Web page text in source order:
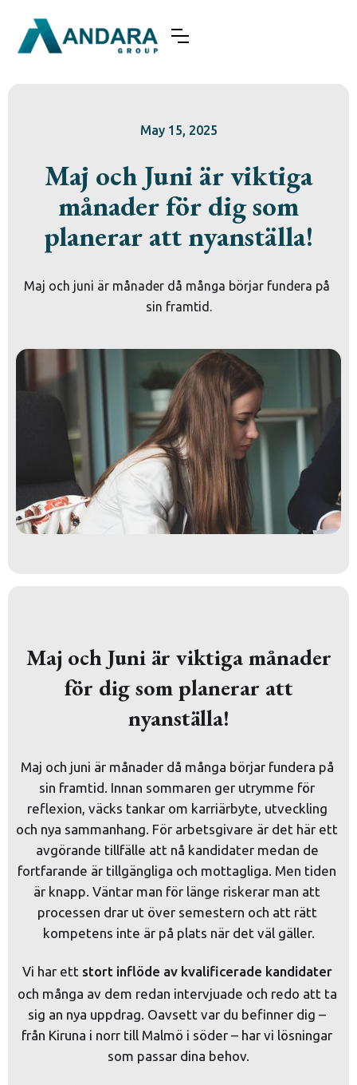
May 15, 2025
Maj och Juni är viktiga
månader för dig som
planerar att nyanställa!
Maj och juni är månader då många börjar fundera på
sin framtid.
Maj och Juni är viktiga månader
för dig som planerar att
nyanställa!
Maj och juni är månader då många börjar fundera på
sin framtid. Innan sommaren ger utrymme för
reflexion, väcks tankar om karriärbyte, utveckling
och nya sammanhang. För arbetsgivare är det här ett
avgörande tillfälle att nå kandidater medan de
fortfarande är tillgängliga och mottagliga. Men tiden
är knapp. Väntar man för länge riskerar man att
processen drar ut över semestern och att rätt
kompetens inte är på plats när det väl gäller.
Vi har ett stort inflöde av kvalificerade kandidater
och många av dem redan intervjuade och redo att ta
sig an nya uppdrag. Oavsett var du befinner dig –
från Kiruna i norr till Malmö i söder – har vi lösningar
som passar dina behov.